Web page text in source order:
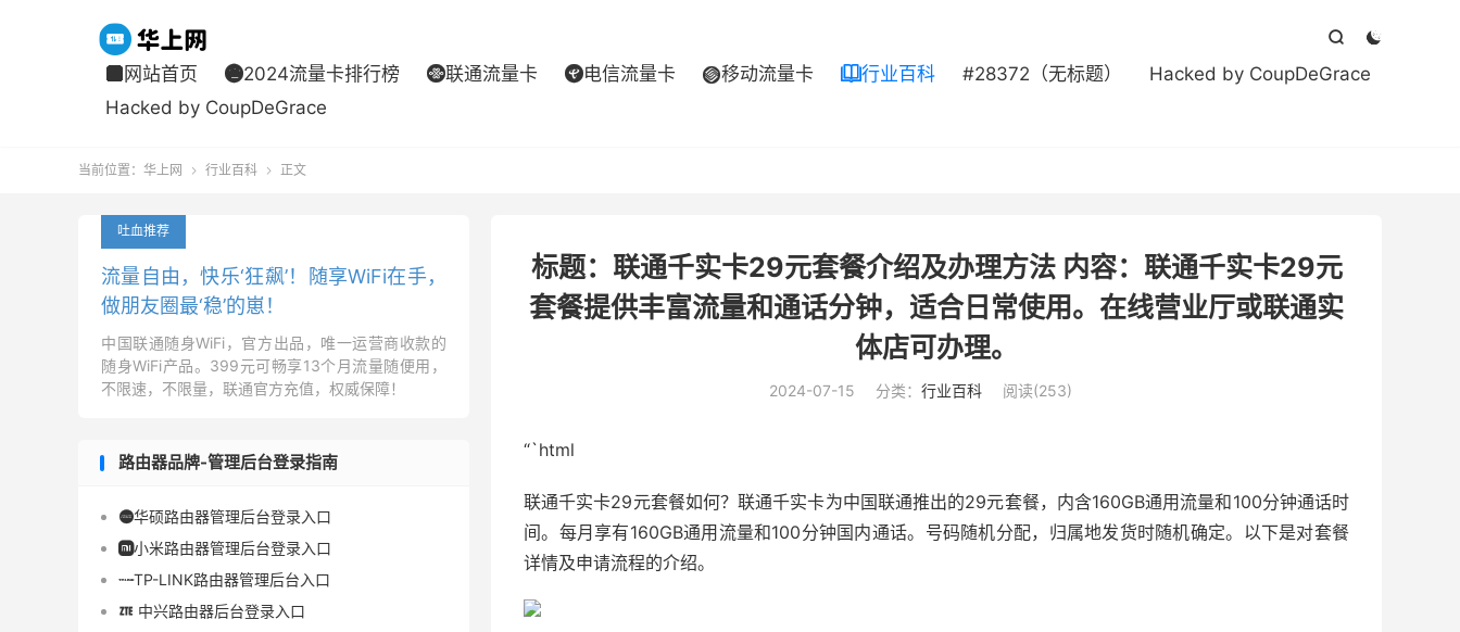


 网站首页 2024流量卡排行榜 联通流量卡 电信流量卡 移动流量卡 行业百科 #28372（无标题）
Hacked by CoupDeGrace
Hacked by CoupDeGrace
当前位置： 华上网  行业百科  正文
标题：联通千实卡29元套餐介绍及办理方法 内容：联通千实卡29元
套餐提供丰富流量和通话分钟，适合日常使用。在线营业厅或联通实
体店可办理。
2024-07-15 分类： 行业百科 阅读(253)
“`html
联通千实卡29元套餐如何？联通千实卡为中国联通推出的29元套餐，内含160GB通用流量和100分钟通话时
间。每月享有160GB通用流量和100分钟国内通话。号码随机分配，归属地发货时随机确定。以下是对套餐
详情及申请流程的介绍。
吐血推荐
流量自由，快乐‘狂飙’！随享WiFi在手，
做朋友圈最‘稳’的崽！
中国联通随身WiFi，官方出品，唯一运营商收款的
随身WiFi产品。399元可畅享13个月流量随便用，
不限速，不限量，联通官方充值，权威保障！
路由器品牌-管理后台登录指南
华硕路由器管理后台登录入口
小米路由器管理后台登录入口
TP-LINK路由器管理后台入口
 中兴路由器后台登录入口